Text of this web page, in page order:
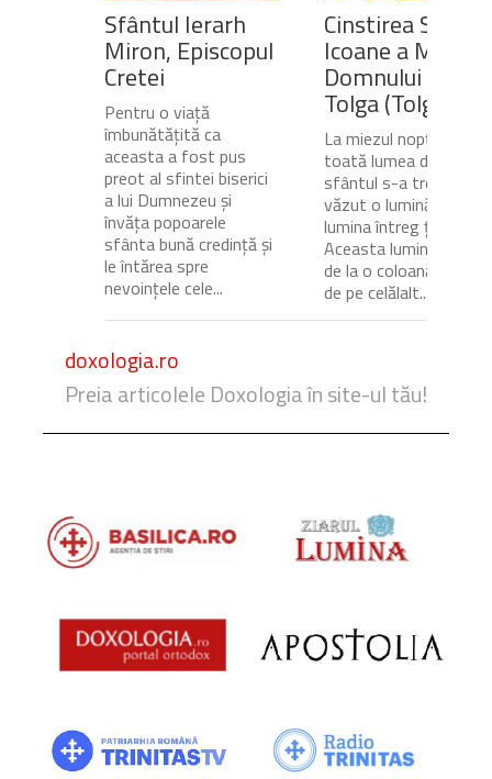
Sfântul Ierarh
Miron, Episcopul
Cretei
Pentru o viață
îmbunătățită ca
aceasta a fost pus
preot al sfintei biserici
a lui Dumnezeu și
învăța popoarele
sfânta bună credință și
le întărea spre
nevoințele cele...
Cinstirea Sfintei
Icoane a Maicii
Domnului de pe
Tolga (Tolgska)
La miezul nopții, când
toată lumea dormea,
sfântul s-a trezit și a
văzut o lumină care
lumina întreg ținutul.
Aceasta lumină venea
de la o coloană de foc
de pe celălalt...
doxologia.ro
Preia articolele Doxologia în site-ul tău!